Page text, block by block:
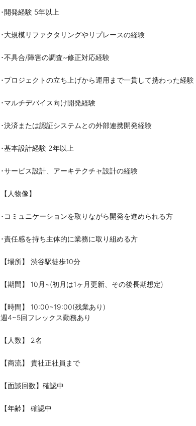
･開発経験 5年以上
･大規模リファクタリングやリプレースの経験
･不具合/障害の調査~修正対応経験
･プロジェクトの立ち上げから運用まで一貫して携わった経験
･マルチデバイス向け開発経験
･決済または認証システムとの外部連携開発経験
･基本設計経験 2年以上
･サービス設計、アーキテクチャ設計の経験
【人物像】
･コミュニケーションを取りながら開発を進められる方
･責任感を持ち主体的に業務に取り組める方
【場所】 渋谷駅徒歩10分
【期間】 10月~(初月は1ヶ月更新、その後長期想定)
【時間】 10:00~19:00(残業あり)
週4~5回フレックス勤務あり
【人数】 2名
【商流】 貴社正社員まで
【面談回数】確認中
【年齢】 確認中